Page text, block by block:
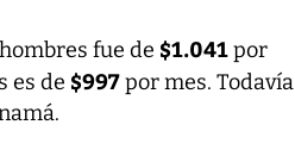
fue de $1.041por
es de $997por mes. Todavía